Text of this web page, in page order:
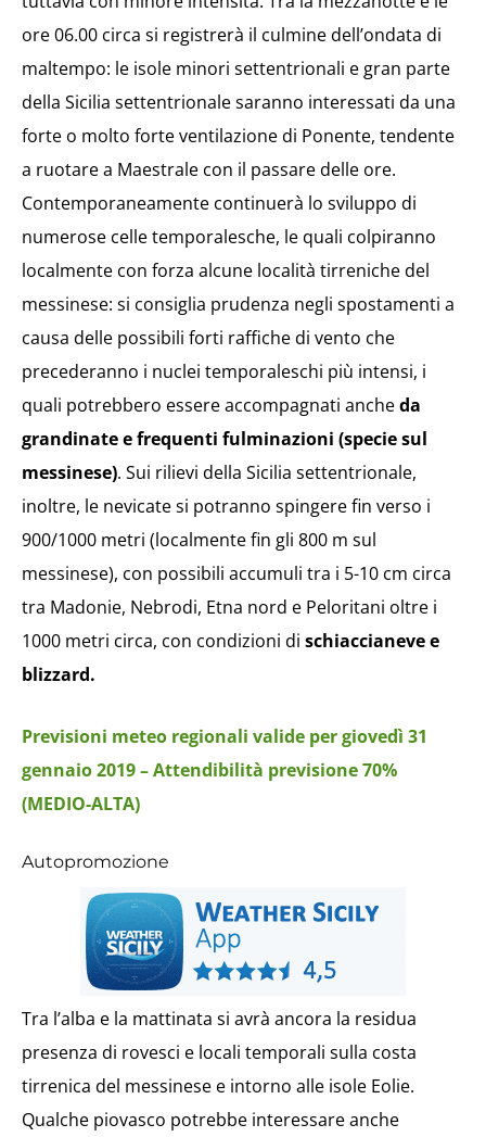
ore 06.00 circa si registrerà il culmine dell’ondata di
maltempo: le isole minori settentrionali e gran parte
della Sicilia settentrionale saranno interessati da una
forte o molto forte ventilazione di Ponente, tendente
a ruotare a Maestrale con il passare delle ore.
Contemporaneamente continuerà lo sviluppo di
numerose celle temporalesche, le quali colpiranno
localmente con forza alcune località tirreniche del
messinese: si consiglia prudenza negli spostamenti a
causa delle possibili forti raffiche di vento che
precederanno i nuclei temporaleschi più intensi, i
quali potrebbero essere accompagnati ancheda
grandinate e frequenti fulminazioni (specie sul
messinese). Sui rilievi della Sicilia settentrionale,
inoltre, le nevicate si potranno spingere fin verso i
900/1000 metri (localmente fin gli 800 m sul
messinese), con possibili accumuli tra i 5-10 cm circa
tra Madonie, Nebrodi, Etna nord e Peloritani oltre i
1000 metri circa, con condizioni di schiaccianeve e
blizzard.
Previsioni meteo regionali valide per giovedì 31
gennaio 2019 – Attendibilità previsione 70%
(MEDIO-ALTA)
Autopromozione
Tra l’alba e la mattinata si avrà ancora la residua
presenza di rovesci e locali temporali sulla costa
tirrenica del messinese e intorno alle isole Eolie.
Qualche piovasco potrebbe interessare anche